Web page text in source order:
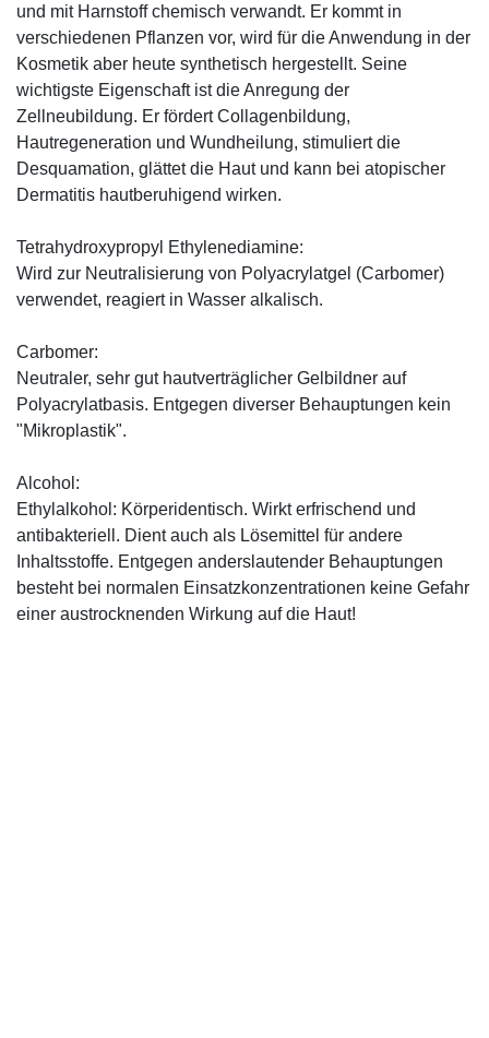
und mit Harnstoff chemisch verwandt. Er kommt in
verschiedenen Pflanzen vor, wird für die Anwendung in der
Kosmetik aber heute synthetisch hergestellt. Seine
wichtigste Eigenschaft ist die Anregung der
Zellneubildung. Er fördert Collagenbildung,
Hautregeneration und Wundheilung, stimuliert die
Desquamation, glättet die Haut und kann bei atopischer
Dermatitis hautberuhigend wirken.
Tetrahydroxypropyl Ethylenediamine:
Wird zur Neutralisierung von Polyacrylatgel (Carbomer)
verwendet, reagiert in Wasser alkalisch.
Carbomer:
Neutraler, sehr gut hautverträglicher Gelbildner auf
Polyacrylatbasis. Entgegen diverser Behauptungen kein
"Mikroplastik".
Alcohol:
Ethylalkohol: Körperidentisch. Wirkt erfrischend und
antibakteriell. Dient auch als Lösemittel für andere
Inhaltsstoffe. Entgegen anderslautender Behauptungen
besteht bei normalen Einsatzkonzentrationen keine Gefahr
einer austrocknenden Wirkung auf die Haut!